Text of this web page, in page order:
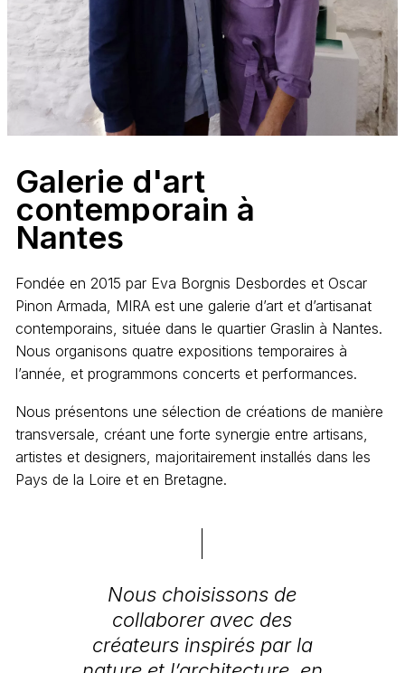
Galerie d'art
contemporain à
Nantes
Fondée en 2015 par Eva Borgnis Desbordes et Oscar
Pinon Armada, MIRA est une galerie d’art et d’artisanat
contemporains, située dans le quartier Graslin à Nantes.
Nous organisons quatre expositions temporaires à
l’année, et programmons concerts et performances.
Nous présentons une sélection de créations de manière
transversale, créant une forte synergie entre artisans,
artistes et designers, majoritairement installés dans les
Pays de la Loire et en Bretagne.
Nous choisissons de
collaborer avec des
créateurs inspirés par la